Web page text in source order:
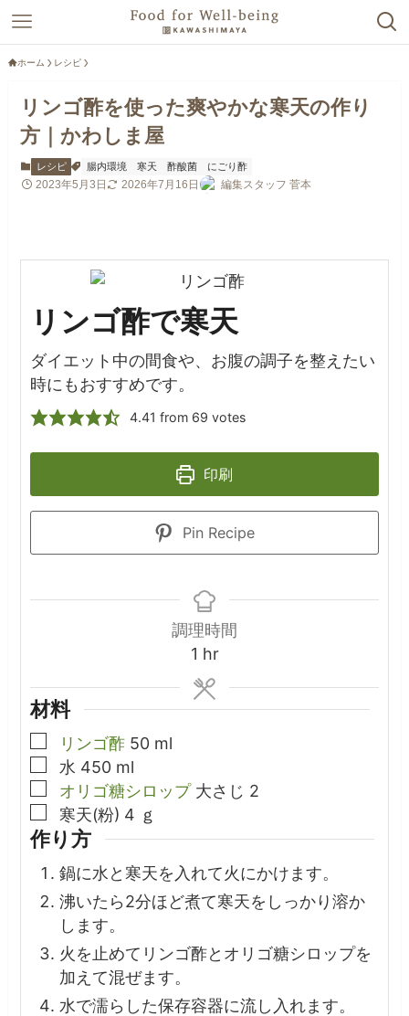
ホーム レシピ
リンゴ酢を使った爽やかな寒天の作り
方｜かわしま屋
レシピ 腸内環境 寒天 酢酸菌 にごり酢
2023年5月3日 2026年7月16日 編集スタッフ 菅本
リンゴ酢で寒天
ダイエット中の間食や、お腹の調子を整えたい
時にもおすすめです。
4.41 from 69 votes
印刷
Pin Recipe
調理時間
1 hour
hr
材料
▢リンゴ酢 50 ml
▢
水 450 ml
▢
オリゴ糖シロップ 大さじ 2
▢
寒天(粉) 4 ｇ
作り方
鍋に水と寒天を入れて火にかけます。
沸いたら2分ほど煮て寒天をしっかり溶か
します。
火を止めてリンゴ酢とオリゴ糖シロップを
加えて混ぜます。
水で濡らした保存容器に流し入れます。